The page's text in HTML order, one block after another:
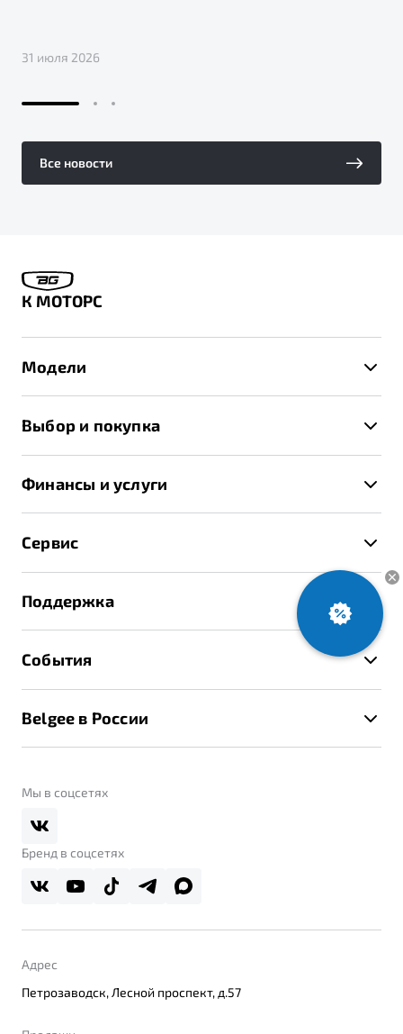
31 июля 2026
Все новости
К МОТОРС
Модели
X70
Выбор и покупка
Спецпредложения и Акции
Записаться на тест-драйв
Получить предложение
Финансы и услуги
Трейд-ин
Страхование
Расчет КАСКО
Сервис
Руководство по эксплуатации
Техническое обслуживание
Калькулятор ТО
Поддержка
Помощь на дорогах
Belgee Линк
Реферальная программа
События
Контакты
Belgee в России
О дилерском центре
Правовая информация
Мы в соцсетях
Бренд в соцсетях
Адрес
Петрозаводск, Лесной проспект, д.57